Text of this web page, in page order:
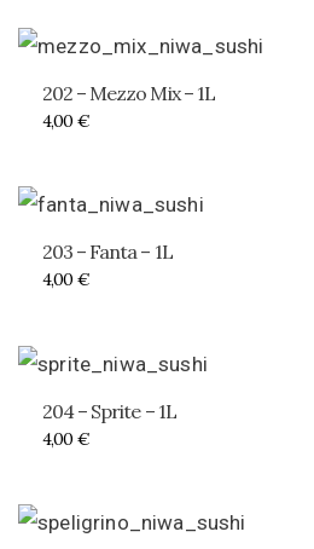
202 – Mezzo Mix – 1L
4,00 €
203 – Fanta – 1L
4,00 €
204 – Sprite – 1L
4,00 €